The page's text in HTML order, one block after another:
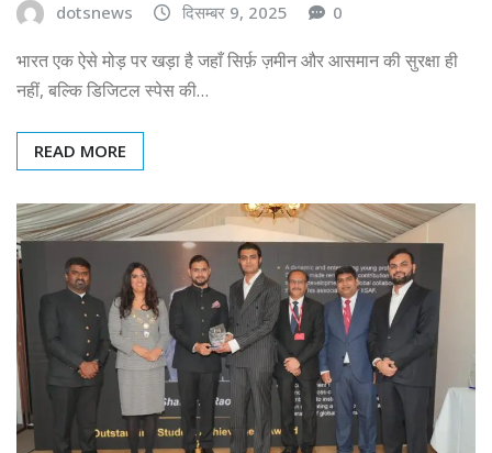
dotsnews दिसम्बर 9, 2025 0
भारत एक ऐसे मोड़ पर खड़ा है जहाँ सिर्फ़ ज़मीन और आसमान की सुरक्षा ही
नहीं, बल्कि डिजिटल स्पेस की…
READ MORE